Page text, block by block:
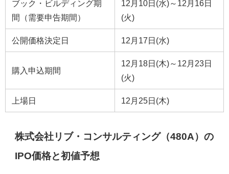
ブック・ビルディング期
間（需要申告期間）
12月10日(水)～12月16日
(火)
公開価格決定日 12月17日(水)
購入申込期間
12月18日(木)～12月23日
(火)
上場日 12月25日(木)
株式会社リブ・コンサルティング（480A）の
IPO価格と初値予想